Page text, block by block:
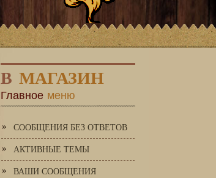
В МАГАЗИН
Главное меню
СООБЩЕНИЯ БЕЗ ОТВЕТОВ
АКТИВНЫЕ ТЕМЫ
ВАШИ СООБЩЕНИЯ